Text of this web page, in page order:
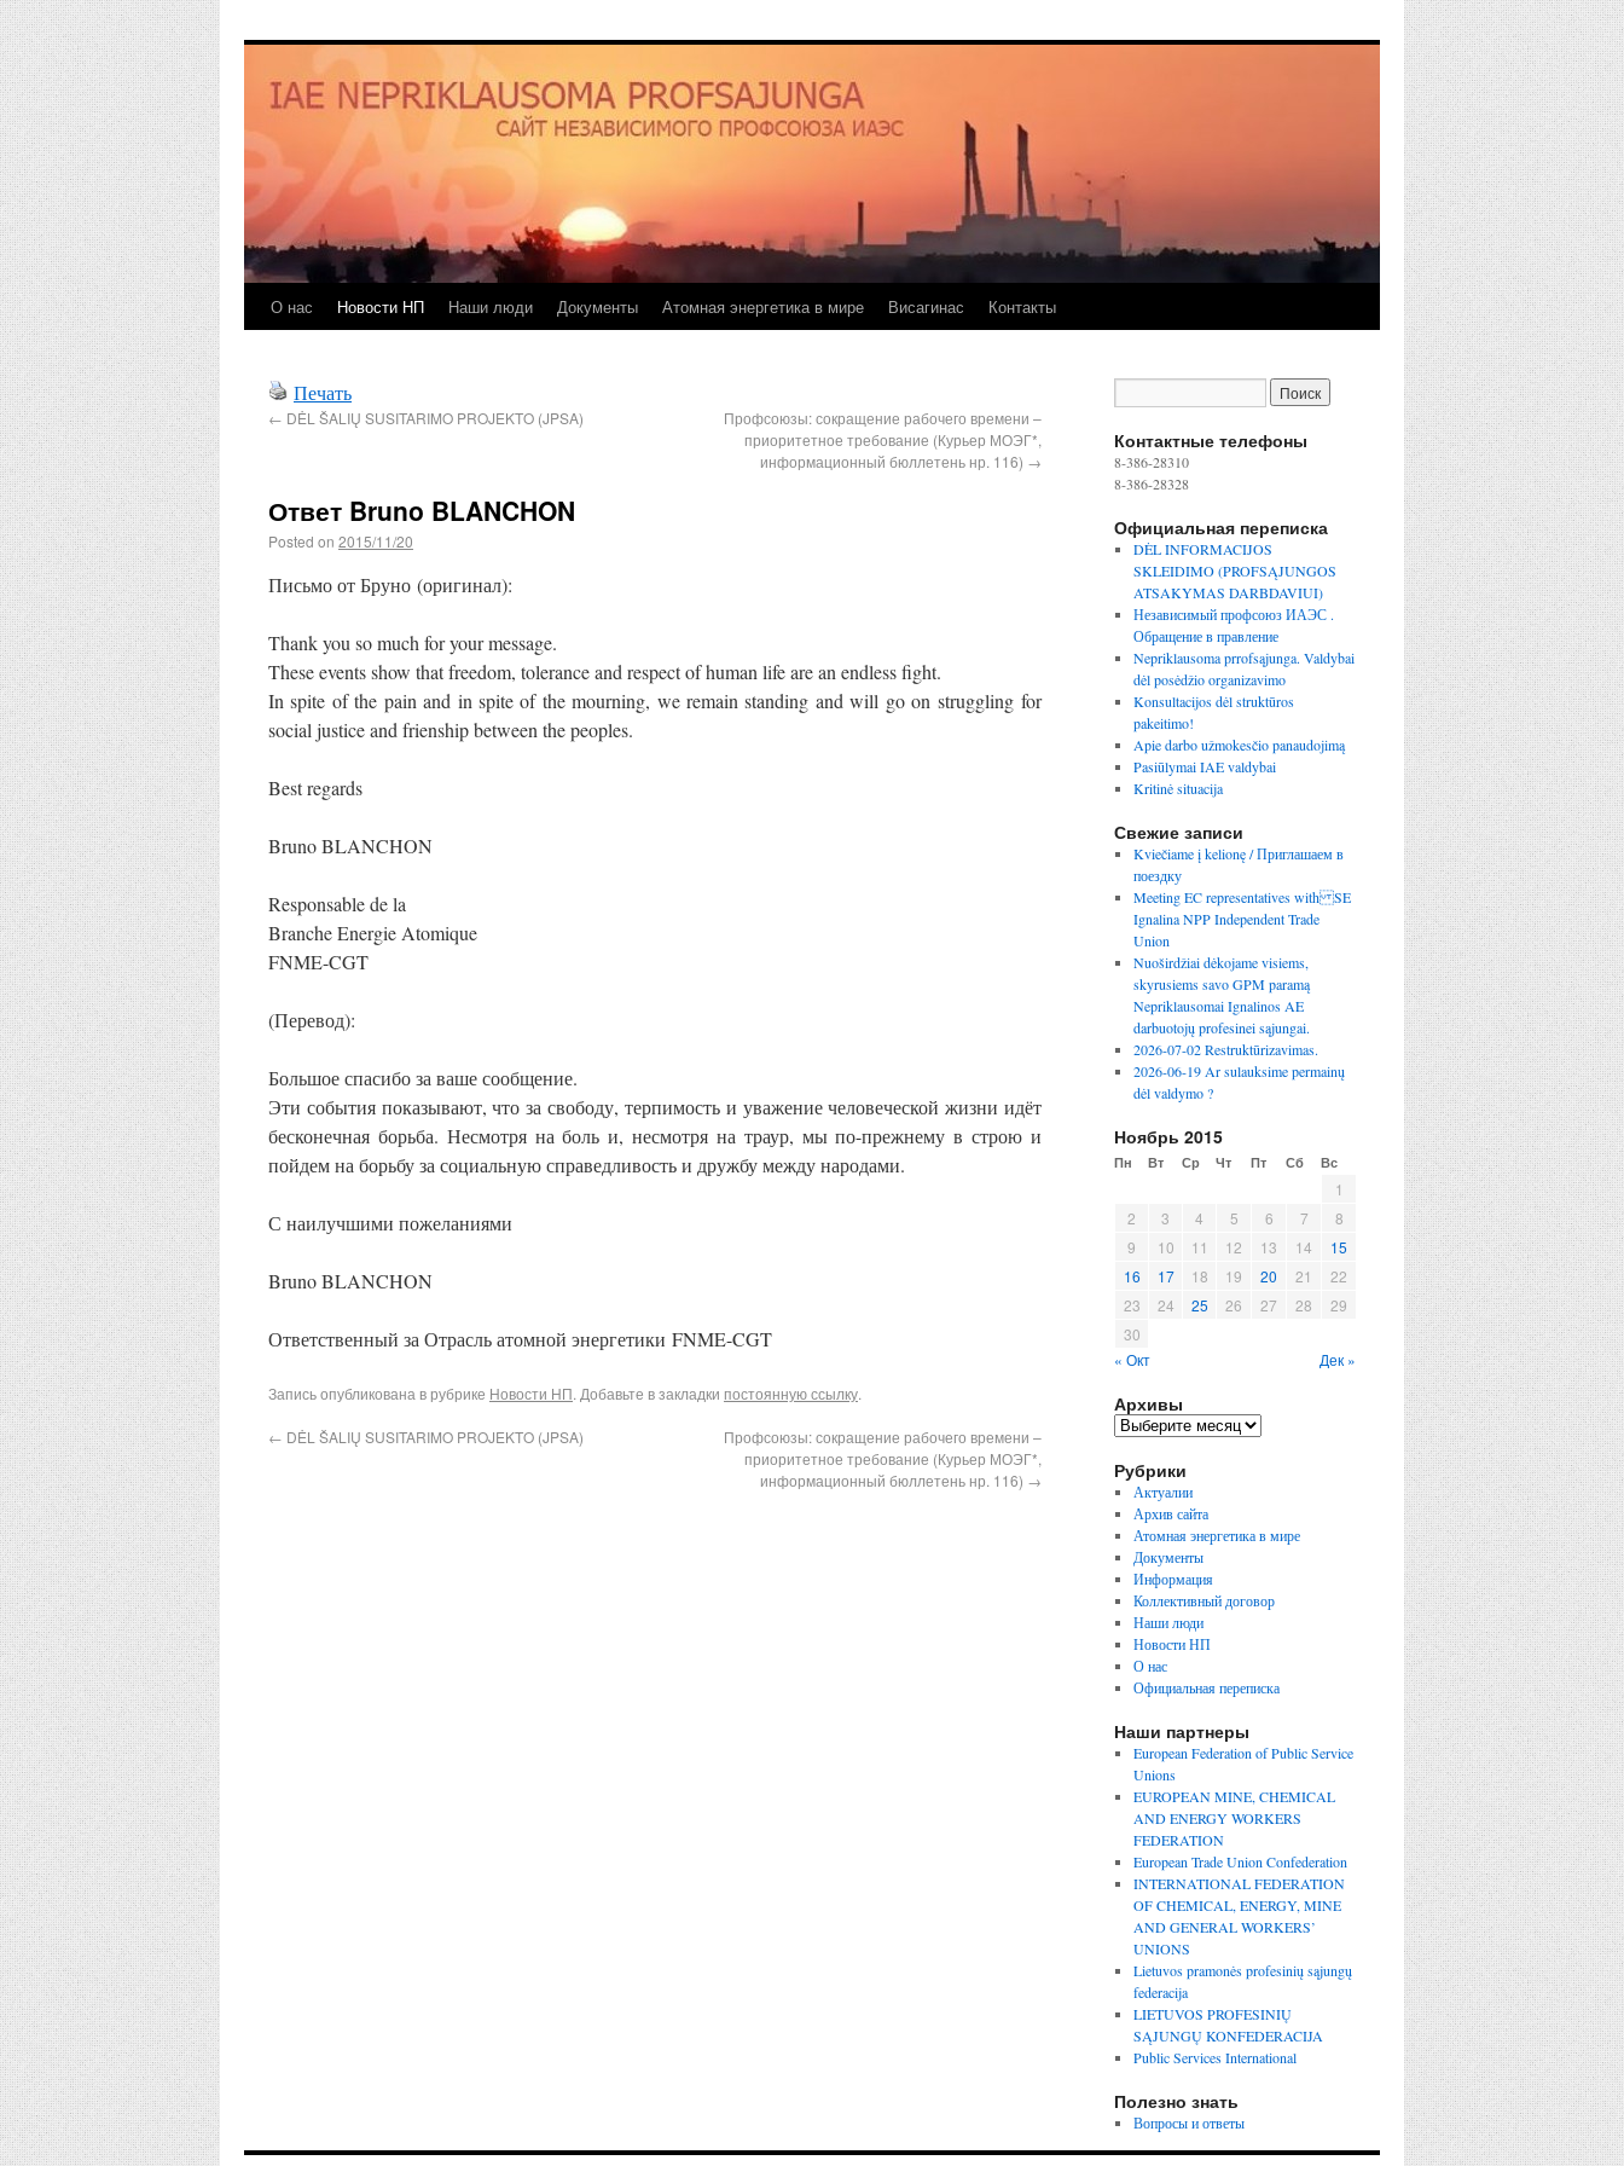
О нас Новости НП Наши люди Документы Атомная энергетика в мире Висагинас Контакты
Печать
← DĖL ŠALIŲ SUSITARIMO PROJEKTO (JPSA)
Профсоюзы: сокращение рабочего времени –
приоритетное требование (Курьер МОЭГ*,
информационный бюллетень нр. 116) →
Ответ Bruno BLANCHON
Posted on 2015/11/20
Письмо от Бруно (оригинал):
Thank you so much for your message.
These events show that freedom, tolerance and respect of human life are an endless fight.
In spite of the pain and in spite of the mourning, we remain standing and will go on struggling for
social justice and frienship between the peoples.
Best regards
Bruno BLANCHON
Responsable de la
Branche Energie Atomique
FNME-CGT
(Перевод):
Большое спасибо за ваше сообщение.
Эти события показывают, что за свободу, терпимость и уважение человеческой жизни идёт
бесконечная борьба. Несмотря на боль и, несмотря на траур, мы по-прежнему в строю и
пойдем на борьбу за социальную справедливость и дружбу между народами.
С наилучшими пожеланиями
Bruno BLANCHON
Ответственный за Отрасль атомной энергетики FNME-CGT
Запись опубликована в рубрике Новости НП. Добавьте в закладки постоянную ссылку.
← DĖL ŠALIŲ SUSITARIMO PROJEKTO (JPSA)
Профсоюзы: сокращение рабочего времени –
приоритетное требование (Курьер МОЭГ*,
информационный бюллетень нр. 116) →
Контактные телефоны
8-386-28310
8-386-28328
Официальная переписка
DĖL INFORMACIJOS
SKLEIDIMO (PROFSĄJUNGOS
ATSAKYMAS DARBDAVIUI)
Независимый профсоюз ИАЭС .
Обращение в правление
Nepriklausoma prrofsąjunga. Valdybai
dėl posėdžio organizavimo
Konsultacijos dėl struktūros
pakeitimo!
Apie darbo užmokesčio panaudojimą
Pasiūlymai IAE valdybai
Kritinė situacija
Свежие записи
Kviečiame į kelionę / Приглашаем в
поездку
Meeting EC representatives with SE
Ignalina NPP Independent Trade
Union
Nuoširdžiai dėkojame visiems,
skyrusiems savo GPM paramą
Nepriklausomai Ignalinos AE
darbuotojų profesinei sąjungai.
2026-07-02 Restruktūrizavimas.
2026-06-19 Ar sulauksime permainų
dėl valdymo ?
Ноябрь 2015
Пн Вт Ср Чт Пт Сб Вс
« Окт Дек »
1
2
3 4 5 6 7
8
9
10 11 12 13 14
15
16
17 18 19 20 21
22
23
24 25 26 27 28
29
30
Архивы
Рубрики
Актуалии
Архив сайта
Атомная энергетика в мире
Документы
Информация
Коллективный договор
Наши люди
Новости НП
О нас
Официальная переписка
Наши партнеры
European Federation of Public Service
Unions
EUROPEAN MINE, CHEMICAL
AND ENERGY WORKERS
FEDERATION
European Trade Union Confederation
INTERNATIONAL FEDERATION
OF CHEMICAL, ENERGY, MINE
AND GENERAL WORKERS’
UNIONS
Lietuvos pramonės profesinių sąjungų
federacija
LIETUVOS PROFESINIŲ
SĄJUNGŲ KONFEDERACIJA
Public Services International
Полезно знать
Вопросы и ответы